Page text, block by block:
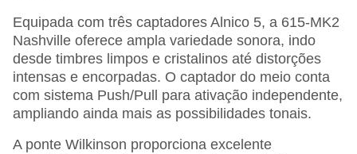
Equipada com três captadores Alnico 5, a 615-MK2
Nashville oferece ampla variedade sonora, indo
desde timbres limpos e cristalinos até distorções
intensas e encorpadas. O captador do meio conta
com sistema Push/Pull para ativação independente,
ampliando ainda mais as possibilidades tonais.
A ponte Wilkinson proporciona excelente